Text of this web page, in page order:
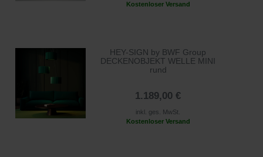
Kostenloser Versand
HEY-SIGN by BWF Group
DECKENOBJEKT WELLE MINI
rund
1.189,00 €
inkl. ges. MwSt.
Kostenloser Versand